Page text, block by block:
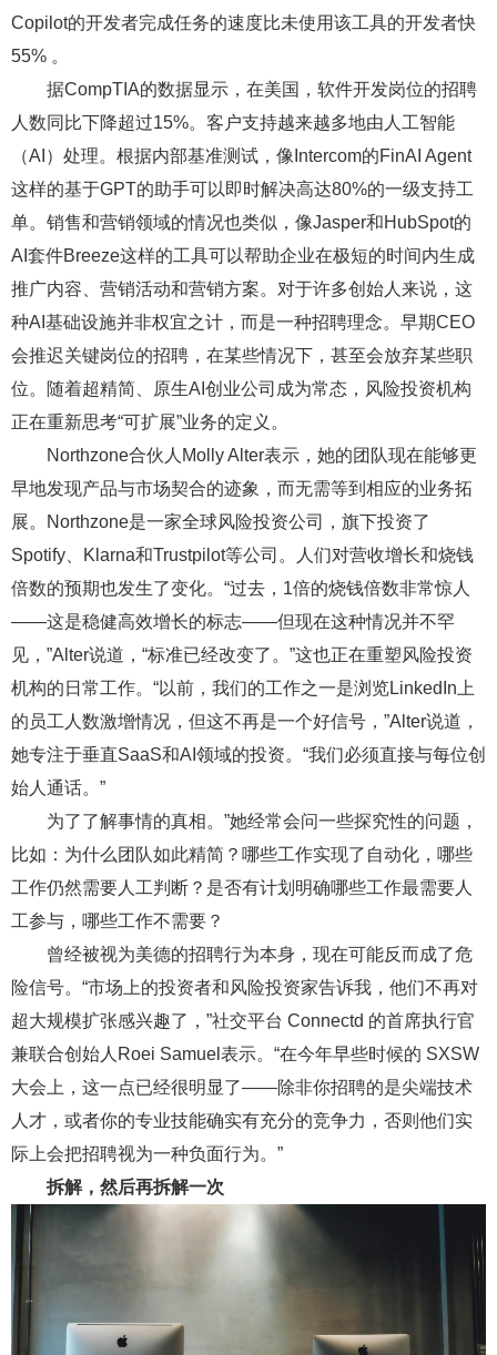
Copilot的开发者完成任务的速度比未使用该工具的开发者快
55% 。
据CompTIA的数据显示，在美国，软件开发岗位的招聘
人数同比下降超过15%。客户支持越来越多地由人工智能
（AI）处理。根据内部基准测试，像Intercom的FinAI Agent
这样的基于GPT的助手可以即时解决高达80%的一级支持工
单。销售和营销领域的情况也类似，像Jasper和HubSpot的
AI套件Breeze这样的工具可以帮助企业在极短的时间内生成
推广内容、营销活动和营销方案。对于许多创始人来说，这
种AI基础设施并非权宜之计，而是一种招聘理念。早期CEO
会推迟关键岗位的招聘，在某些情况下，甚至会放弃某些职
位。随着超精简、原生AI创业公司成为常态，风险投资机构
正在重新思考“可扩展”业务的定义。
Northzone合伙人Molly Alter表示，她的团队现在能够更
早地发现产品与市场契合的迹象，而无需等到相应的业务拓
展。Northzone是一家全球风险投资公司，旗下投资了
Spotify、Klarna和Trustpilot等公司。人们对营收增长和烧钱
倍数的预期也发生了变化。“过去，1倍的烧钱倍数非常惊人
——这是稳健高效增长的标志——但现在这种情况并不罕
见，”Alter说道，“标准已经改变了。”这也正在重塑风险投资
机构的日常工作。“以前，我们的工作之一是浏览LinkedIn上
的员工人数激增情况，但这不再是一个好信号，”Alter说道，
她专注于垂直SaaS和AI领域的投资。“我们必须直接与每位创
始人通话。”
为了了解事情的真相。”她经常会问一些探究性的问题，
比如：为什么团队如此精简？哪些工作实现了自动化，哪些
工作仍然需要人工判断？是否有计划明确哪些工作最需要人
工参与，哪些工作不需要？
曾经被视为美德的招聘行为本身，现在可能反而成了危
险信号。“市场上的投资者和风险投资家告诉我，他们不再对
超大规模扩张感兴趣了，”社交平台 Connectd 的首席执行官
兼联合创始人Roei Samuel表示。“在今年早些时候的 SXSW
大会上，这一点已经很明显了——除非你招聘的是尖端技术
人才，或者你的专业技能确实有充分的竞争力，否则他们实
际上会把招聘视为一种负面行为。”
拆解，然后再拆解一次